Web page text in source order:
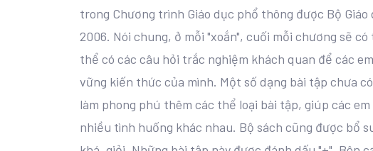
trong Chương trình Giáo dục phổ thông được Bộ
2006. Nói chung, ở mỗi "xoắn", cuối mỗi chương sẽ
thể có các câu hỏi trắc nghiệm khách quan để các
vững kiến thức của mình. Một số dạng bài tập chưa
làm phong phú thêm các thể loại bài tập, giúp các
nhiều tình huống khác nhau. Bộ sách cũng được bổ